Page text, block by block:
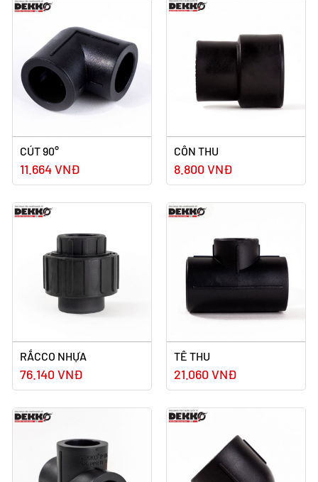
CÚT 90°
11.664 VNĐ
CÔN THU
8.800 VNĐ
RẮCCO NHỰA
76.140 VNĐ
TÊ THU
21.060 VNĐ